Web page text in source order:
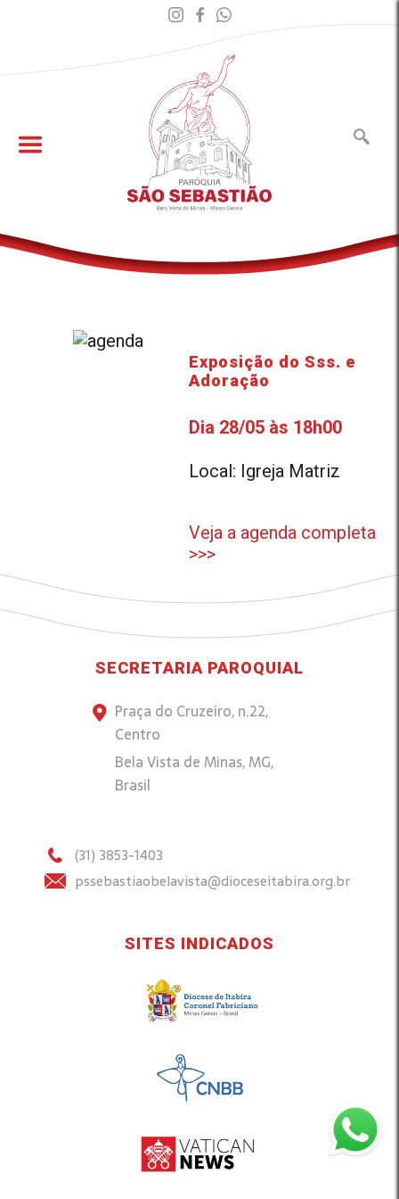
Exposição do Sss. e
Adoração
Dia 28/05 às 18h00
Local: Igreja Matriz
Veja a agenda completa
>>>
SECRETARIA PAROQUIAL
Praça do Cruzeiro, n.22,
Centro
Bela Vista de Minas, MG,
Brasil
(31) 3853-1403
pssebastiaobelavista@dioceseitabira.org.br
SITES INDICADOS